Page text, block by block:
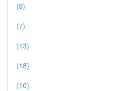
(9)
(7)
(13)
(18)
(10)